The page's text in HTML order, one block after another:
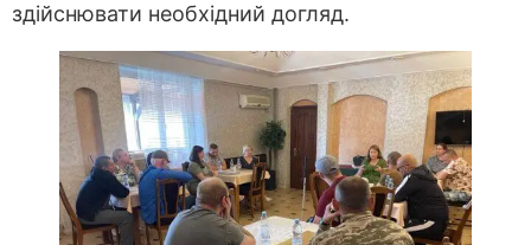
здійснювати необхідний догляд.